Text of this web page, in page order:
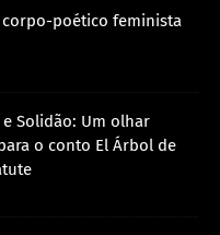
corpo-poético feminista
Solidão: Um olhar
o conto El Árbol de